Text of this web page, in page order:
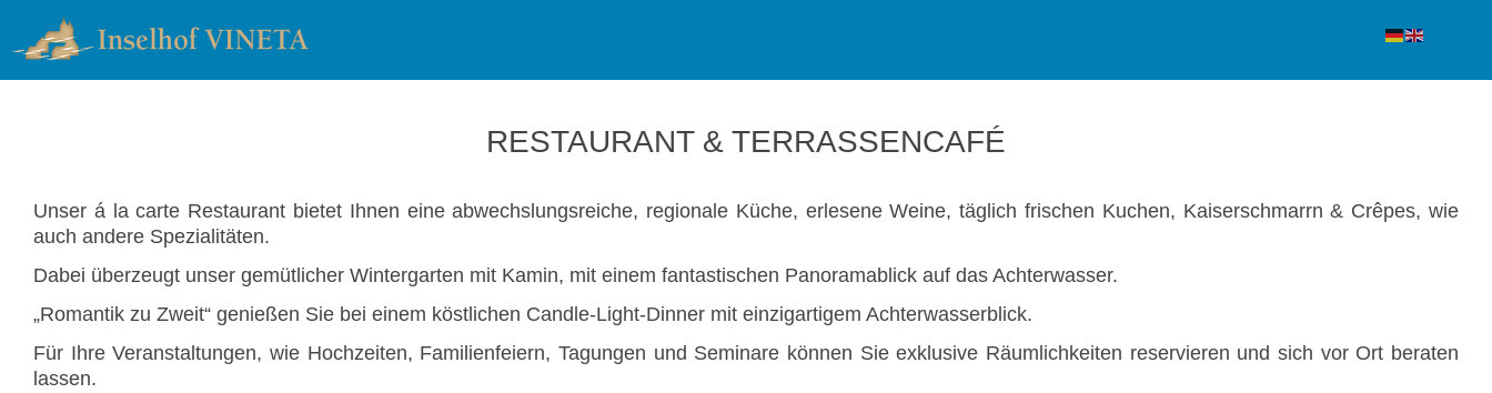
RESTAURANT & TERRASSENCAFÉ
Unser á la carte Restaurant bietet Ihnen eine abwechslungsreiche, regionale Küche, erlesene Weine, täglich frischen Kuchen, Kaiserschmarrn & Crêpes, wie
auch andere Spezialitäten.
Dabei überzeugt unser gemütlicher Wintergarten mit Kamin, mit einem fantastischen Panoramablick auf das Achterwasser.
„Romantik zu Zweit“ genießen Sie bei einem köstlichen Candle-Light-Dinner mit einzigartigem Achterwasserblick.
Für Ihre Veranstaltungen, wie Hochzeiten, Familienfeiern, Tagungen und Seminare können Sie exklusive Räumlichkeiten reservieren und sich vor Ort beraten
lassen.